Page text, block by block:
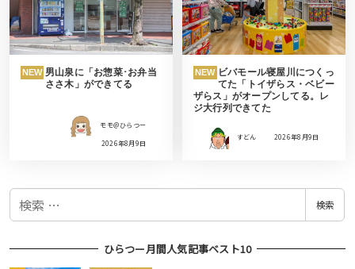
NEW 男山泉に「お惣菜･お弁当
ささ木」ができてる
モモ＠ひらつー
2026年8月9日
NEW ビバモール寝屋川につくっ
てた「トイザらス・ベビー
ザらス」がオープンしてる。レ
ジ大行列できてた
すどん 2026年8月9日
検
検索
ひらつー月間人気記事ベスト10